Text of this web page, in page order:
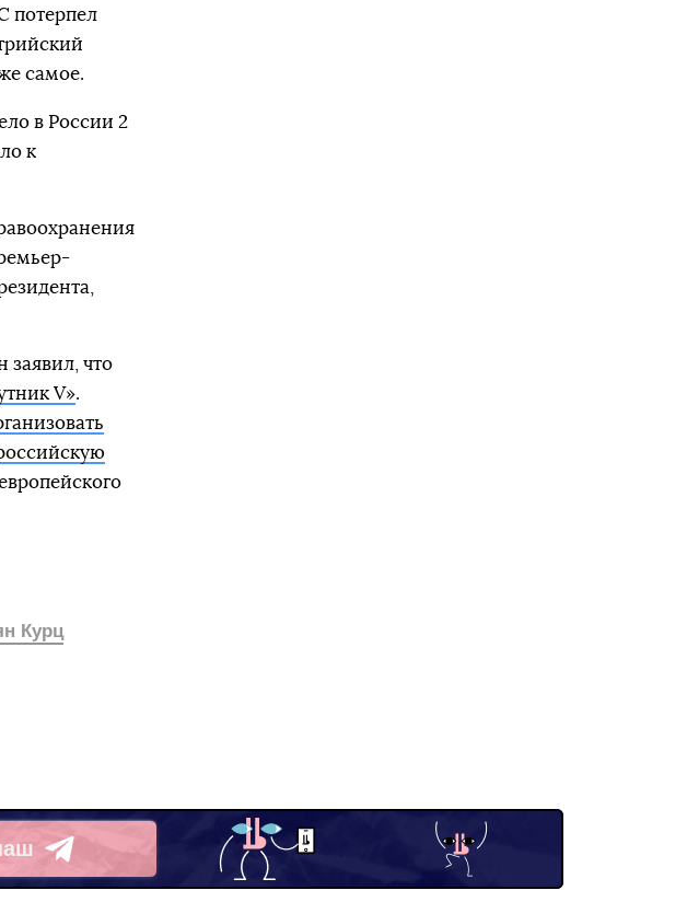
потерпел
самое.
в России 2
к
заявил, что
V».
Курц